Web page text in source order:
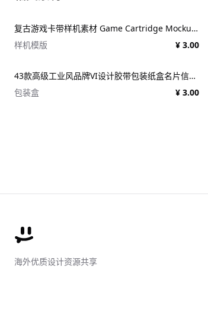
复古游戏卡带样机素材 Game Cartridge Mockup Bundle Retro
样机模版
¥ 3.00
43款高级工业风品牌VI设计胶带包装纸盒名片信纸信封展示效果图PSD样机 Duct tape &#038; Box mockups
包装盒
¥ 3.00
海外优质设计资源共享